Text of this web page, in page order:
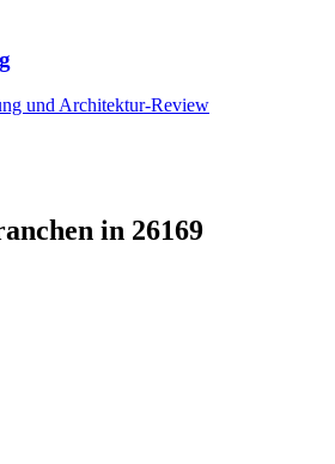
und Architektur-Review
in 26169